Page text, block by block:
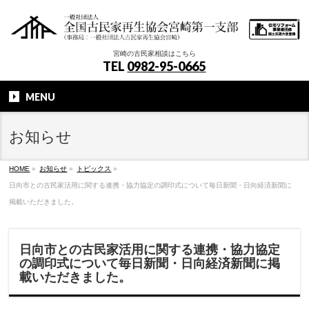
宮崎の古民家相談はこちら
TEL 0982-95-0665
MENU
お知らせ
HOME » お知らせ » トピックス »
日向市との古民家活用に関する連携・協力協定の調印式について毎日新聞・日向経済新聞に
掲載いただきました。
日向市との古民家活用に関する連携・協力協定
の調印式について毎日新聞・日向経済新聞に掲
載いただきました。